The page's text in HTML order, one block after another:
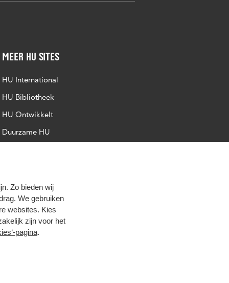
Zo bieden wij
We gebruiken
websites. Kies
zijn voor het
pagina.
Meer HU sites
HU International
HU Bibliotheek
HU Ontwikkelt
Duurzame HU